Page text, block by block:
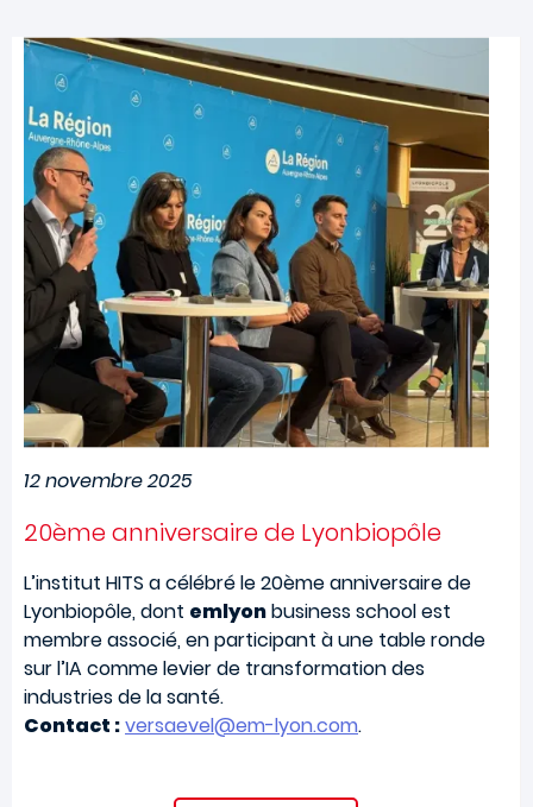
Image
12 novembre 2025
20ème anniversaire de Lyonbiopôle
L’institut HITS a célébré le 20ème anniversaire de
Lyonbiopôle, dont emlyonbusiness school est
membre associé, en participant à une table ronde
sur l’IA comme levier de transformation des
industries de la santé.
Contact :versaevel@em-lyon.com.